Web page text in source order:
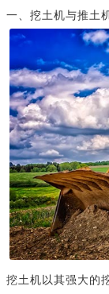
一、挖土机与推土
挖土机以其强大的